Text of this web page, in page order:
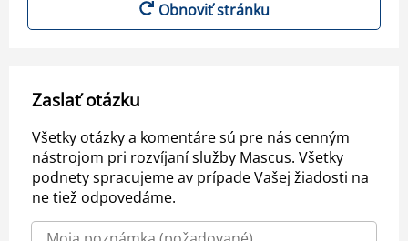
Obnoviť stránku
Zaslať otázku
Všetky otázky a komentáre sú pre nás cenným
nástrojom pri rozvíjaní služby Mascus. Všetky
podnety spracujeme av prípade Vašej žiadosti na
ne tiež odpovedáme.